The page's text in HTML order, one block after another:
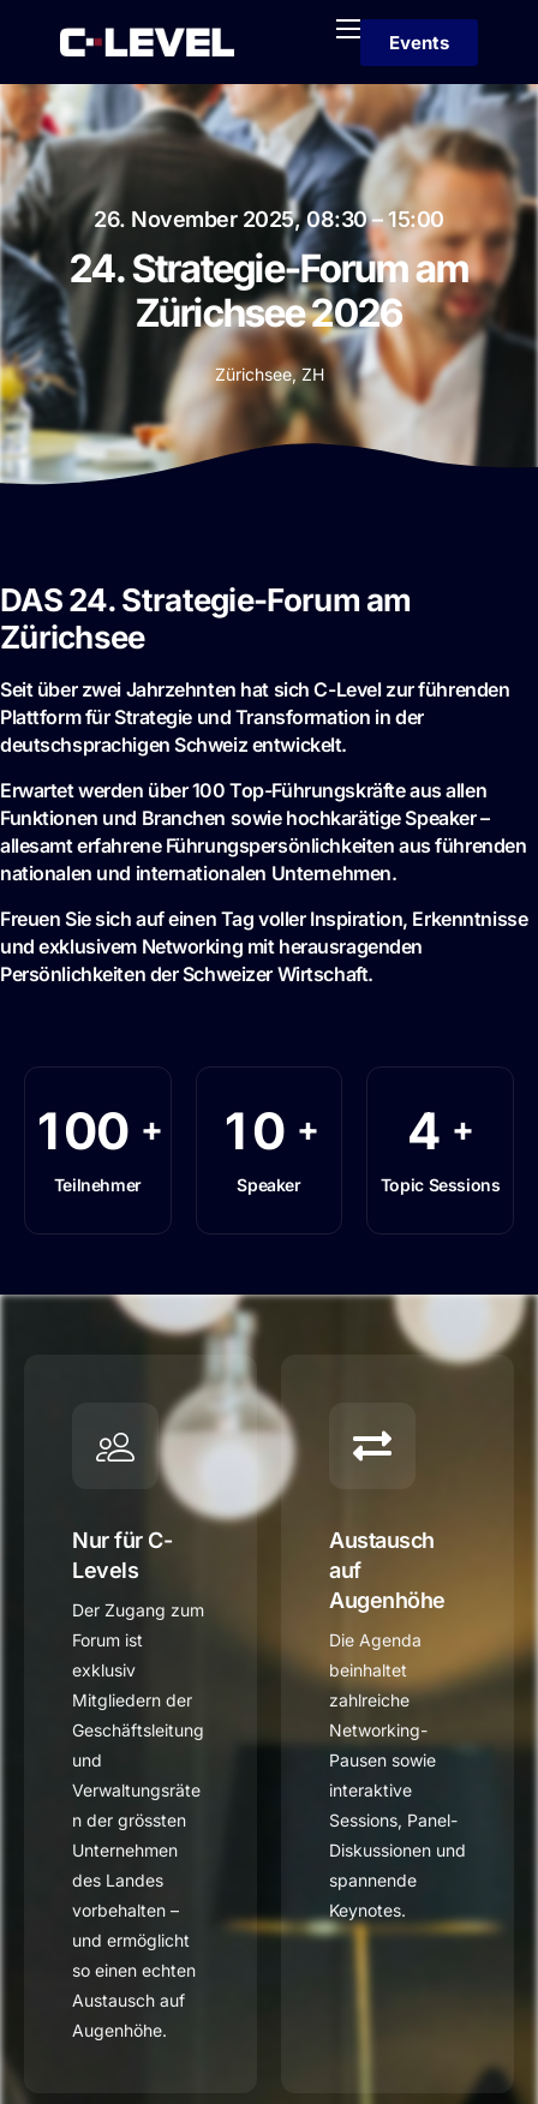
Mitglieder
Partner
Über
Kontakt
Events
26. November 2025, 08:30 – 15:00
24. Strategie-Forum am
Zürichsee 2026
Zürichsee, ZH
DAS 24. Strategie-Forum am
Zürichsee
Seit über zwei Jahrzehnten hat sich C-Level zur führenden
Plattform für Strategie und Transformation in der
deutschsprachigen Schweiz entwickelt.
Erwartet werden über 100 Top-Führungskräfte aus allen
Funktionen und Branchen sowie hochkarätige Speaker –
allesamt erfahrene Führungspersönlichkeiten aus führenden
nationalen und internationalen Unternehmen.
Freuen Sie sich auf einen Tag voller Inspiration, Erkenntnisse
und exklusivem Networking mit herausragenden
Persönlichkeiten der Schweizer Wirtschaft.
100 +
Teilnehmer
10 +
Speaker
4 +
Topic Sessions
Nur für C-
Levels
Der Zugang zum
Forum ist
exklusiv
Mitgliedern der
Geschäftsleitung
und
Verwaltungsräte
n der grössten
Unternehmen
des Landes
vorbehalten –
und ermöglicht
so einen echten
Austausch auf
Augenhöhe.
Austausch
auf
Augenhöhe
Die Agenda
beinhaltet
zahlreiche
Networking-
Pausen sowie
interaktive
Sessions, Panel-
Diskussionen und
spannende
Keynotes.